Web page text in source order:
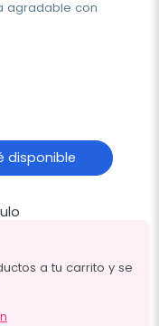
agradable con
disponible
a tu carrito y se